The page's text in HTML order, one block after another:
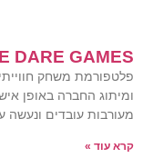
DARE GAMES
פלטפורמת משחק
ומיתוג החברה באופן
מעורבות עובדים ונעשה
קרא עוד »